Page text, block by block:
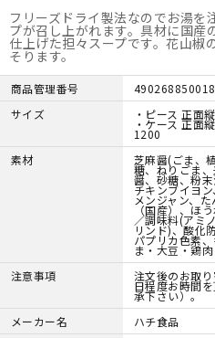
フリーズドライ製法なのでお湯を
プが召し上がれます。具材に国産
仕上げた担々スープです。花山椒
そります。
商品管理番号
サイズ
・ピース 正面
・ケース 正面
1200
素材
芝麻醤(ごま、
糖、ねりごま
醤、砂糖、粉
チキンブイヨ
メンジャン、
（国産）、ほ
／調味料(アミ
リンド)、酸化
パプリカ色素
ま・大豆・鶏
注意事項
注文後のお取
日程度お時間
承下さい）。
メーカー名
ハチ食品